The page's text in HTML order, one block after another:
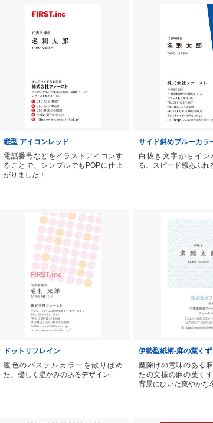
縦型 アイコンレッド
電話番号などをイラストアイコンす
ることで、シンプルでもPOPに仕上
がりました！
サイド斜めブルーカラ
白抜き文字からイン
る、スピード感あふれ
ドットリフレイン
暖色のパステルカラーを散りばめ
た、優しく温かみのあるデザイン
伊勢型紙柄-麻の葉く
魔除けの意味のある
たの文様の麻の葉く
背景にひいた爽やかな